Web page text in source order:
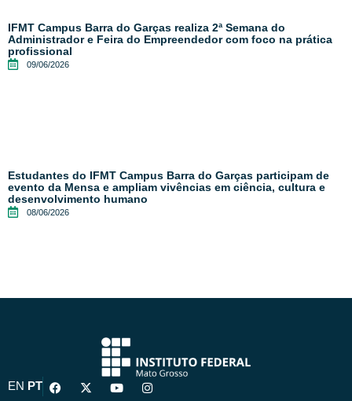
IFMT Campus Barra do Garças realiza 2ª Semana do
Administrador e Feira do Empreendedor com foco na prática
profissional
09/06/2026
Estudantes do IFMT Campus Barra do Garças participam de
evento da Mensa e ampliam vivências em ciência, cultura e
desenvolvimento humano
08/06/2026
EN PT
F
a
X
-
Y
o
I
n